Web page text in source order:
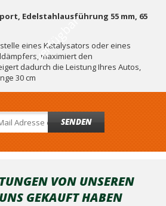
r
Edelstahlausführung 55 mm, 65
eines Katalysators oder eines
maximiert den
dadurch die Leistung Ihres Autos,
30 cm
SENDEN
VON UNSEREN
GEKAUFT HABEN